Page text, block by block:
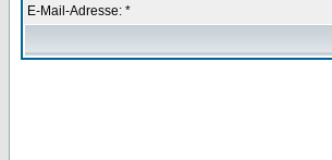
E-Mail-Adresse: *